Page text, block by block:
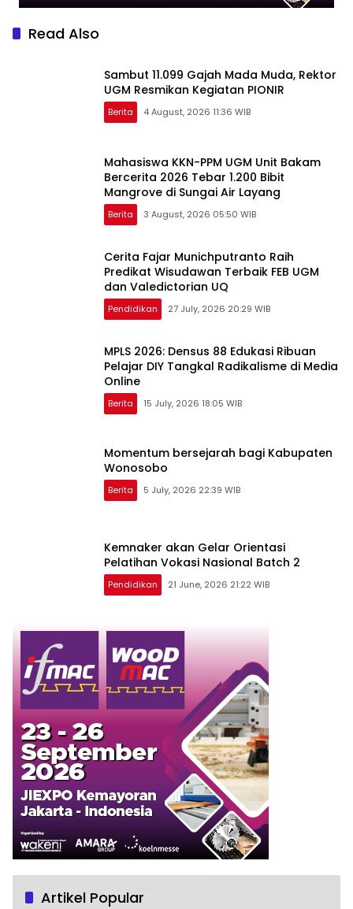
Read Also
Sambut 11.099 Gajah Mada Muda, Rektor
UGM Resmikan Kegiatan PIONIR
Berita 4 August, 2026 11:36 WIB
Mahasiswa KKN-PPM UGM Unit Bakam
Bercerita 2026 Tebar 1.200 Bibit
Mangrove di Sungai Air Layang
Berita 3 August, 2026 05:50 WIB
Cerita Fajar Munichputranto Raih
Predikat Wisudawan Terbaik FEB UGM
dan Valedictorian UQ
Pendidikan 27 July, 2026 20:29 WIB
MPLS 2026: Densus 88 Edukasi Ribuan
Pelajar DIY Tangkal Radikalisme di Media
Online
Berita 15 July, 2026 18:05 WIB
Momentum bersejarah bagi Kabupaten
Wonosobo
Berita 5 July, 2026 22:39 WIB
Kemnaker akan Gelar Orientasi
Pelatihan Vokasi Nasional Batch 2
Pendidikan 21 June, 2026 21:22 WIB
Artikel Popular